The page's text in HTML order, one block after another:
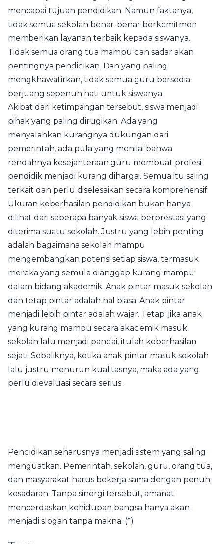
mencapai tujuan pendidikan. Namun faktanya,
tidak semua sekolah benar-benar berkomitmen
memberikan layanan terbaik kepada siswanya.
Tidak semua orang tua mampu dan sadar akan
pentingnya pendidikan. Dan yang paling
mengkhawatirkan, tidak semua guru bersedia
berjuang sepenuh hati untuk siswanya.
Akibat dari ketimpangan tersebut, siswa menjadi
pihak yang paling dirugikan. Ada yang
menyalahkan kurangnya dukungan dari
pemerintah, ada pula yang menilai bahwa
rendahnya kesejahteraan guru membuat profesi
pendidik menjadi kurang dihargai. Semua itu saling
terkait dan perlu diselesaikan secara komprehensif.
Ukuran keberhasilan pendidikan bukan hanya
dilihat dari seberapa banyak siswa berprestasi yang
diterima suatu sekolah. Justru yang lebih penting
adalah bagaimana sekolah mampu
mengembangkan potensi setiap siswa, termasuk
mereka yang semula dianggap kurang mampu
dalam bidang akademik. Anak pintar masuk sekolah
dan tetap pintar adalah hal biasa. Anak pintar
menjadi lebih pintar adalah wajar. Tetapi jika anak
yang kurang mampu secara akademik masuk
sekolah lalu menjadi pandai, itulah keberhasilan
sejati. Sebaliknya, ketika anak pintar masuk sekolah
lalu justru menurun kualitasnya, maka ada yang
perlu dievaluasi secara serius.
Pendidikan seharusnya menjadi sistem yang saling
menguatkan. Pemerintah, sekolah, guru, orang tua,
dan masyarakat harus bekerja sama dengan penuh
kesadaran. Tanpa sinergi tersebut, amanat
mencerdaskan kehidupan bangsa hanya akan
menjadi slogan tanpa makna. (*)